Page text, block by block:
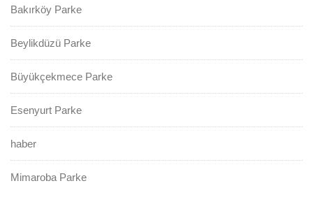
Bakırköy Parke
Beylikdüzü Parke
Büyükçekmece Parke
Esenyurt Parke
haber
Mimaroba Parke